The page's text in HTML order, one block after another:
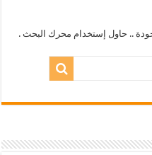
.. حاول إستخدام محرك البحث .